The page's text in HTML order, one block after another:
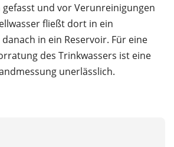
gefasst und vor Verunreinigungen
fließt dort in ein
in ein Reservoir. Für eine
des Trinkwassers ist eine
unerlässlich.